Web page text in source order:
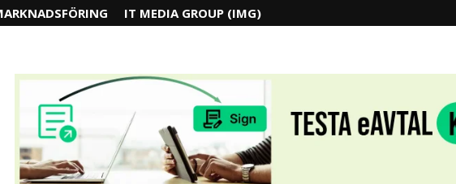
IT MEDIA GROUP (IMG)